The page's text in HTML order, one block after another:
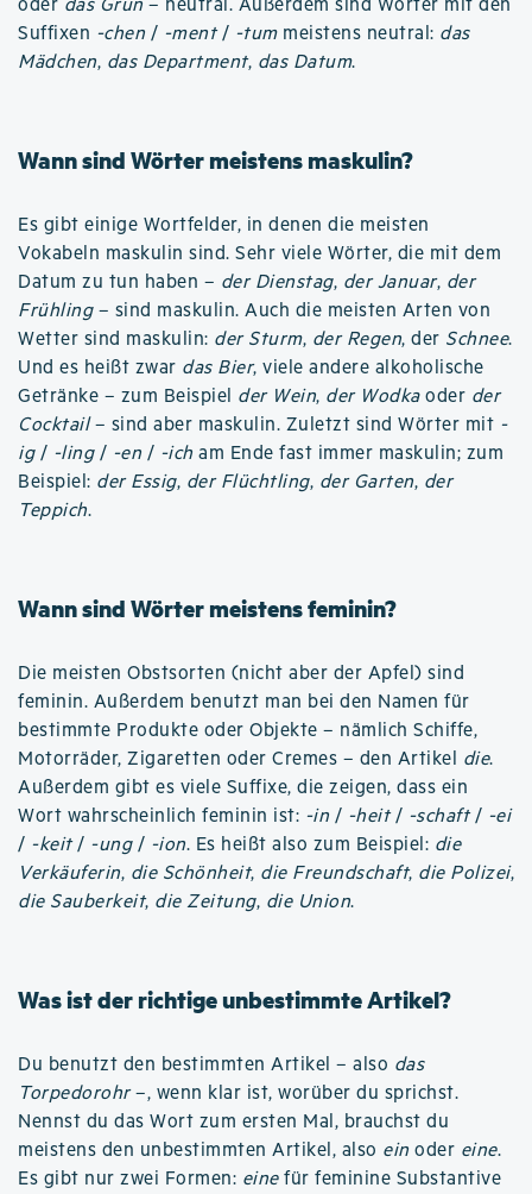
oder das Grün – neutral. Außerdem sind Wörter mit den
Suffixen -chen / -ment/ -tummeistens neutral: das
Mädchen, das Department, das Datum.
Wann sind Wörter meistens maskulin?
Es gibt einige Wortfelder, in denen die meisten
Vokabeln maskulin sind. Sehr viele Wörter, die mit dem
Datum zu tun haben – der Dienstag, der Januar, der
Frühling– sind maskulin. Auch die meisten Arten von
Wetter sind maskulin: der Sturm, der Regen, der Schnee.
Und es heißt zwar das Bier, viele andere alkoholische
Getränke – zum Beispiel der Wein, der Wodkaoder der
Cocktail– sind aber maskulin. Zuletzt sind Wörter mit -
ig/ -ling/ -en / -ich am Ende fast immer maskulin; zum
Beispiel: der Essig, der Flüchtling, der Garten, der
Teppich.
Wann sind Wörter meistens feminin?
Die meisten Obstsorten (nicht aber der Apfel) sind
feminin. Außerdem benutzt man bei den Namen für
bestimmte Produkte oder Objekte – nämlich Schiffe,
Motorräder, Zigaretten oder Cremes – den Artikel die.
Außerdem gibt es viele Suffixe, die zeigen, dass ein
Wort wahrscheinlich feminin ist: -in / -heit/ -schaft/ -ei
/ -keit/ -ung/ -ion. Es heißt also zum Beispiel: die
Verkäuferin, die Schönheit, die Freundschaft, die Polizei,
die Sauberkeit, die Zeitung, die Union.
Was ist der richtige unbestimmte Artikel?
Du benutzt den bestimmten Artikel – also das
Torpedorohr–, wenn klar ist, worüber du sprichst.
Nennst du das Wort zum ersten Mal, brauchst du
meistens den unbestimmten Artikel, also ein oder eine.
Es gibt nur zwei Formen: einefür feminine Substantive